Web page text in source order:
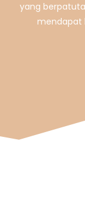
yang
mendapat